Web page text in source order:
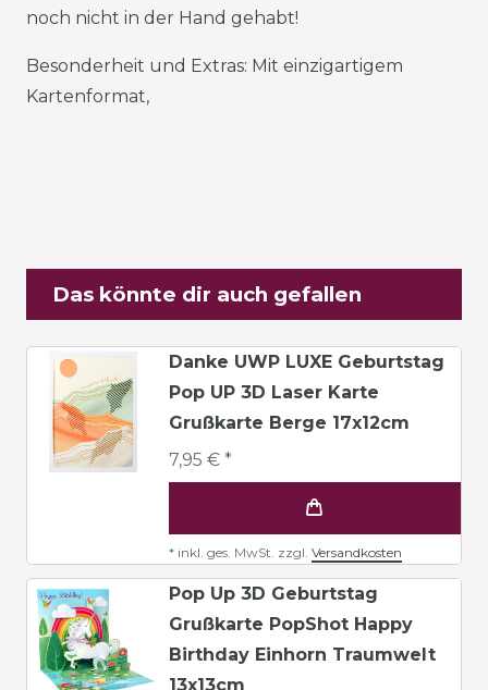
noch nicht in der Hand gehabt!
Besonderheit und Extras: Mit einzigartigem
Kartenformat,
Das könnte dir auch gefallen
Danke UWP LUXE Geburtstag
Pop UP 3D Laser Karte
Grußkarte Berge 17x12cm
7,95 € *
* inkl. ges. MwSt. zzgl. Versandkosten
Pop Up 3D Geburtstag
Grußkarte PopShot Happy
Birthday Einhorn Traumwelt
13x13cm